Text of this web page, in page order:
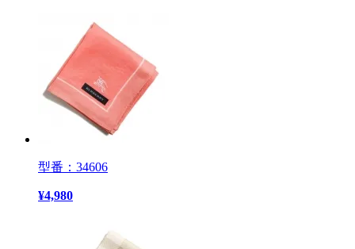
型番：34606
¥4,980